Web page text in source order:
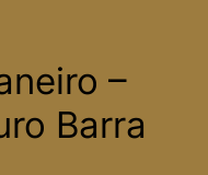
–
Barra